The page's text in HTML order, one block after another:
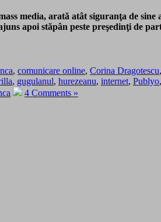
media, arată atât siguranţa de
apoi stăpân peste preşedinţi de
, comunicare online, Corina Dragotescu,
, gugulanul, hurezeanu, internet, Publyo,
4 Comments »